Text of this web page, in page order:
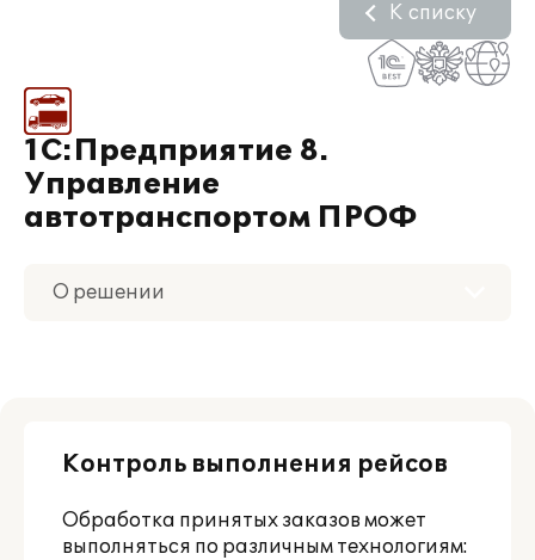
1С:Предприятие 8.
Управление
автотранспортом ПРОФ
К списку
О решении
Материалы
Партнерам
Контроль выполнения рейсов
Обработка принятых заказов может
выполняться по различным технологиям: